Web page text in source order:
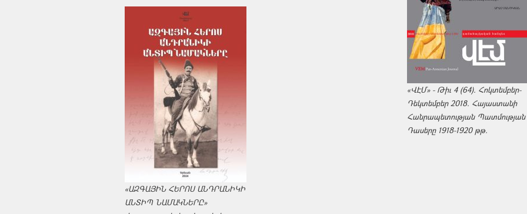
«ԱԶԳԱՅԻՆ ՀԵՐՈՍ ԱՆԴՐԱՆԻԿԻ
ԱՆՏԻՊ ՆԱՄԱԿՆԵՐԸ»
«ՎԷՄ» - Թիւ 4 (64). Հոկտեմբեր-
Դեկտեմբեր 2018. Հայաստանի
Հանրապետության Պատմության
Դասերը 1918-1920 թթ.